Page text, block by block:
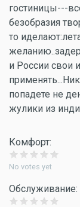
гостиницы---
безобразия
то
и России свои
попадете не
жулики из
Комфорт:
No votes yet
Обслуживание: